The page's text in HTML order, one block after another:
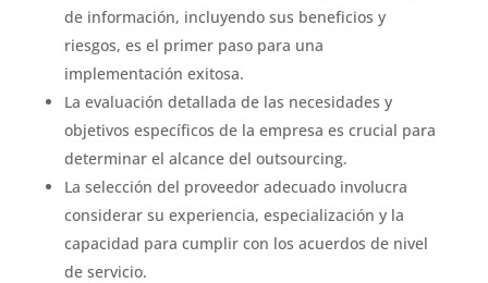
de información, incluyendo sus beneficios y
riesgos, es el primer paso para una
implementación exitosa.
La evaluación detallada de las necesidades y
objetivos específicos de la empresa es crucial para
determinar el alcance del outsourcing.
La selección del proveedor adecuado involucra
considerar su experiencia, especialización y la
capacidad para cumplir con los acuerdos de nivel
de servicio.